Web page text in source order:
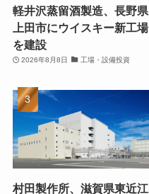
軽井沢蒸留酒製造、長野県
上田市にウイスキー新工場
を建設
2026年8月8日 工場・設備投資
村田製作所、滋賀県東近江